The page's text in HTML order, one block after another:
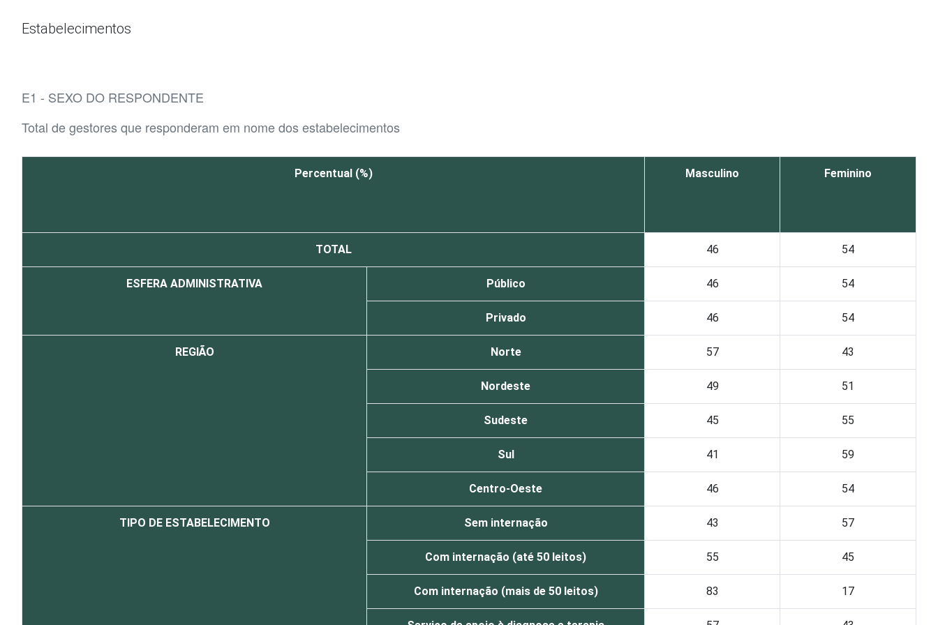
Estabelecimentos
E1 - SEXO DO RESPONDENTE
Total de gestores que responderam em nome dos estabelecimentos
Percentual (%) Masculino Feminino
TOTAL 46 54
ESFERA ADMINISTRATIVA Público 46 54
Privado 46 54
REGIÃO Norte 57 43
Nordeste 49 51
Sudeste 45 55
Sul 41 59
Centro-Oeste 46 54
TIPO DE ESTABELECIMENTO Sem internação 43 57
Com internação (até 50 leitos) 55 45
Com internação (mais de 50 leitos) 83 17